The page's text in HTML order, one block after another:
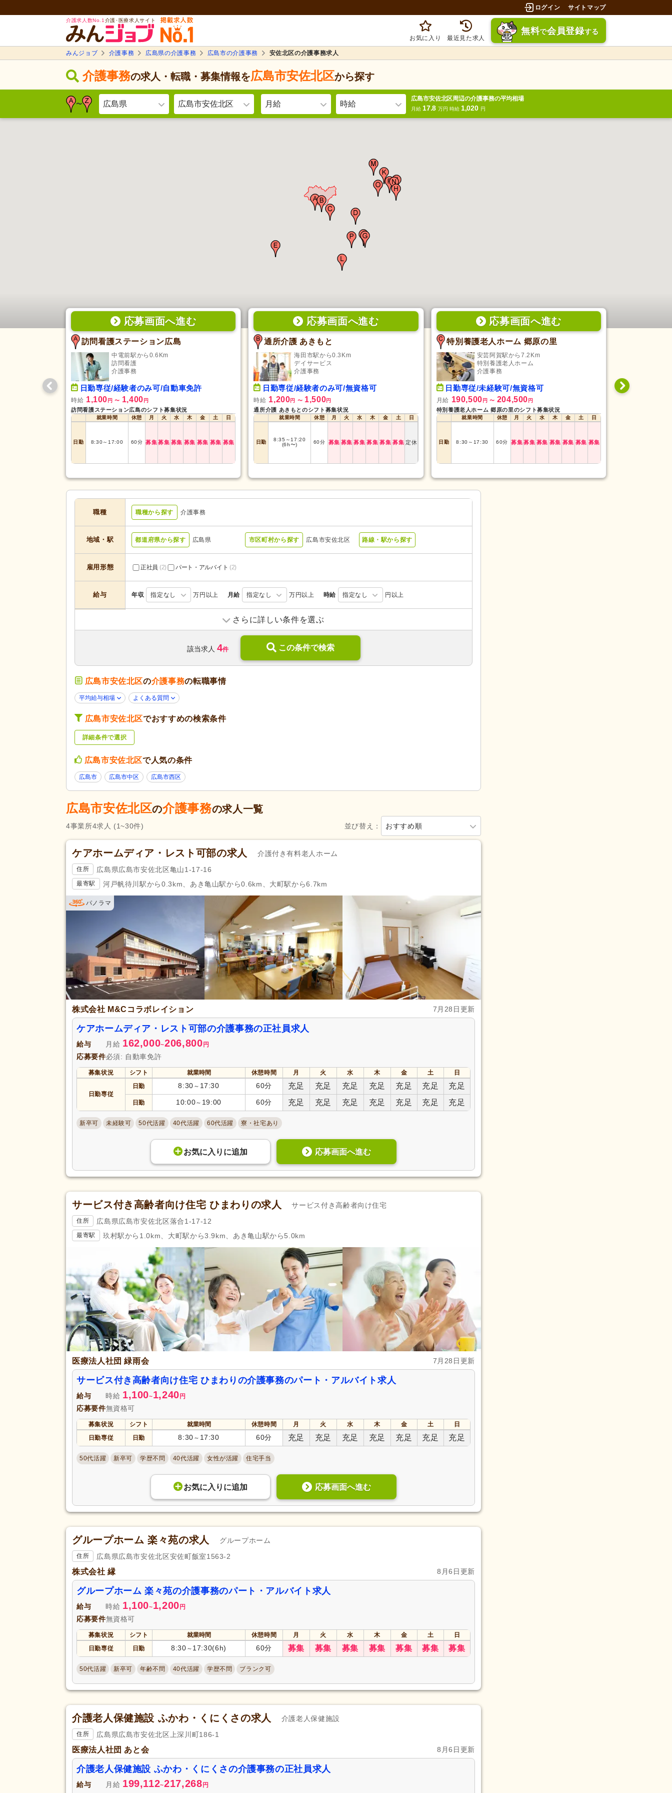
ログイン サイトマップ
介護求人数No.1 介護･医療求人サイト
お気に入り 最近見た求人
無料で会員登録する
みんジョブ 介護事務 広島県の介護事務 広島市の介護事務 安佐北区の介護事務求人
介護事務の求人・転職・募集情報を広島市安佐北区から探す
〜 広島県 広島市安佐北区 月給 時給
広島市安佐北区周辺の介護事務の平均相場
月給 17.8万円 時給 1,020 円
応募画面へ進む
訪問看護ステーション広島
中電前駅から0.6Km
訪問看護
介護事務
日勤専従/経験者のみ可/自動車免許
時給 1,100 円 〜 1,400 円
訪問看護ステーション広島のシフト募集状況
就業時間 休憩 月 火 水 木 金 土 日
日勤 8:30～ 17:00 60分 募集募集 募集 募集 募集 募集 募集
応募画面へ進む
通所介護 あきもと
海田市駅から0.3Km
デイサービス
介護事務
日勤専従/経験者のみ可/無資格可
時給 1,200円 〜 1,500円
通所介護 あきもとのシフト募集状況
就業時間 休憩 月 火 水 木 金 土 日
日勤 8:35 ～ 17:20
(6h〜)
60分 募集 募集 募集 募集 募集 募集 定休
応募画面へ進む
特別養護老人ホーム 郷原の里
安芸阿賀駅から7.2Km
特別養護老人ホーム
介護事務
日勤専従/未経験可/無資格可
月給 190,500 円 〜 204,500 円
特別養護老人ホーム 郷原の里のシフト募集状況
就業時間 休憩 月 火 水 木 金 土 日
日勤 8:30 ～ 17:30 60分 募集募集 募集 募集 募集 募集 募集
日勤専従/管
職種 職種から探す 介護事務
地域・駅 都道府県から探す 広島県 市区町村から探す 広島市安佐北区 路線・駅から探す
雇用形態 正社員 (2) パート・アルバイト (2)
給与 年収 指定なし 万円以上 月給 指定なし 万円以上 時給 指定なし 円以上
類
サービス付き高齢者向け住宅
応募条件・こ
だわり
無資格可 (2)
学歴不問(3) 年齢不問(2) 新卒可(4)
子育てママパパ活躍(4)
60代活躍(1)
勤務形態
応募資格 介護事務(1)
産休あり(4)
給与・手当
福利厚生
賞与あり(4) 社会保険完備
昇給あり 退職金あり (3)
託児施設あり(1) 資格手当 (1)
再雇用制度あり(2)
アクセス 駅近(1) 自動車通勤可(3) 自転車通勤可(4)
さらに詳しい条件を選ぶ
該当求人 4件 この条件で検索
広島市安佐北区の介護事務の転職事情
平均給与相場 よくある質問
広島市安佐北区でおすすめの検索条件
詳細条件で選択
広島市安佐北区で人気の条件
広島市 広島市中区 広島市西区
広島市安佐北区の介護事務の求人一覧
並び替え： おすすめ順
4事業所4求人 (1~30件)
ケアホームディア・レスト可部の求人 介護付き有料老人ホーム
住所 広島県広島市安佐北区亀山1-17-16
最寄駅 河戸帆待川駅から0.3km、あき亀山駅から0.6km、大町駅から6.7km
パノラマ
株式会社 M&Cコラボレイション 7月28日更新
ケアホームディア・レスト可部の介護事務の正社員求人
給与 月給 162,000~206,800 円
応募要件必須: 自動車免許
募集状況 シフト 就業時間 休憩時間 月 火 水 木 金 土 日
日勤専従
日勤 8:30 ～ 17:30 60分 充足 充足 充足 充足 充足 充足 充足
日勤 10:00～ 19:00 60分 充足 充足 充足 充足 充足 充足 充足
新卒可 未経験可 50代活躍 40代活躍 60代活躍 寮・社宅あり
お気に入り に追加 応募画面へ進む
サービス付き高齢者向け住宅 ひまわりの求人 サービス付き高齢者向け住宅
住所 広島県広島市安佐北区落合1-17-12
最寄駅 玖村駅から1.0km、大町駅から3.9km、あき亀山駅から5.0km
医療法人社団 緑雨会 7月28日更新
サービス付き高齢者向け住宅 ひまわりの介護事務のパート・アルバイト求人
給与 時給 1,100~1,240 円
応募要件無資格可
募集状況 シフト 就業時間 休憩時間 月 火 水 木 金 土
日
日勤専従
日勤 8:30 ～ 17:30 60分 充足 充足 充足 充足 充足 充足 充足
50代活躍 新卒可 学歴不問 40代活躍 女性が活躍 住宅手当
お気に入り に追加 応募画面へ進む
グループホーム 楽々苑の求人 グループホーム
住所 広島県広島市安佐北区安佐町飯室1563-2
株式会社 縁 8月6日更新
グループホーム 楽々苑の介護事務のパート・アルバイト求人
給与 時給 1,100~1,200 円
応募要件無資格可
募集状況 シフト 就業時間 休憩時間 月 火 水 木 金 土
日
日勤専従
日勤 8:30 ～ 17:30(6h) 60分 募集 募集 募集 募集 募集 募集 募集
50代活躍 新卒可 年齢不問 40代活躍 学歴不問 ブランク可
介護老人保健施設 ふかわ・くにくさの求人 介護老人保健施設
住所 広島県広島市安佐北区上深川町186-1
医療法人社団 あと会 8月6日更新
介護老人保健施設 ふかわ・くにくさの介護事務の正社員求人
給与 月給 199,112~217,268 円